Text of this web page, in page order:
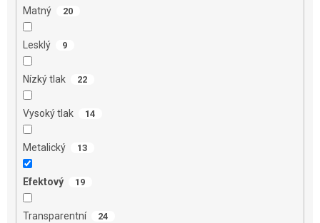
Matný 20
Lesklý 9
Nízký tlak 22
Vysoký tlak 14
Metalický 13
Efektový 19
Transparentní 24